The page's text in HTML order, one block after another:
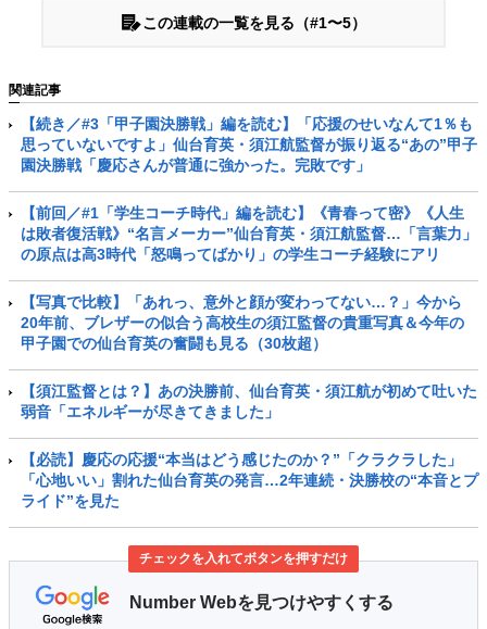
この連載の一覧を見る（#1〜5）
関連記事
【続き／#3「甲子園決勝戦」編を読む】「応援のせいなんて1％も
思っていないですよ」仙台育英・須江航監督が振り返る“あの”甲子
園決勝戦「慶応さんが普通に強かった。完敗です」
【前回／#1「学生コーチ時代」編を読む】《青春って密》《人生
は敗者復活戦》“名言メーカー”仙台育英・須江航監督…「言葉力」
の原点は高3時代「怒鳴ってばかり」の学生コーチ経験にアリ
【写真で比較】「あれっ、意外と顔が変わってない…？」今から
20年前、ブレザーの似合う高校生の須江監督の貴重写真＆今年の
甲子園での仙台育英の奮闘も見る（30枚超）
【須江監督とは？】あの決勝前、仙台育英・須江航が初めて吐いた
弱音「エネルギーが尽きてきました」
【必読】慶応の応援“本当はどう感じたのか？”「クラクラした」
「心地いい」割れた仙台育英の発言…2年連続・決勝校の“本音とプ
ライド”を見た
チェックを入れてボタンを押すだけ
Number Webを見つけやすくする